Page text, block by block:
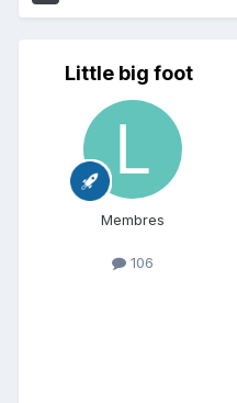
Little big foot
Membres
106